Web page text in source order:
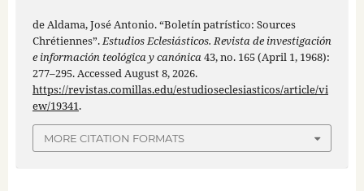
de Aldama, José Antonio. “Boletín patrístico: Sources
Chrétiennes”.Estudios Eclesiásticos. Revista de investigación
e información teológica y canónica43, no. 165 (April 1, 1968):
277–295. Accessed August 8, 2026.
https://revistas.comillas.edu/estudioseclesiasticos/article/vi
ew/19341.
MORE CITATION FORMATS